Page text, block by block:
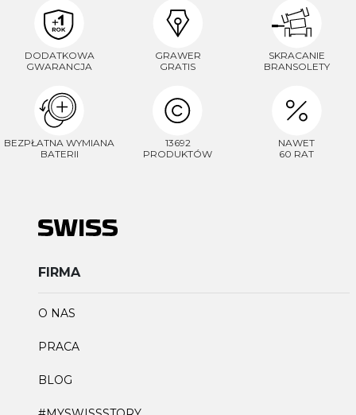
DODATKOWA
GWARANCJA
GRAWER
GRATIS
SKRACANIE
BRANSOLETY
BEZPŁATNA WYMIANA
BATERII
13692
PRODUKTÓW
NAWET
60 RAT
FIRMA
O NAS
PRACA
BLOG